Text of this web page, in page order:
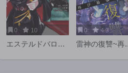
0 10
エステルドバロニ
0 4.3
雷神の復讐~再